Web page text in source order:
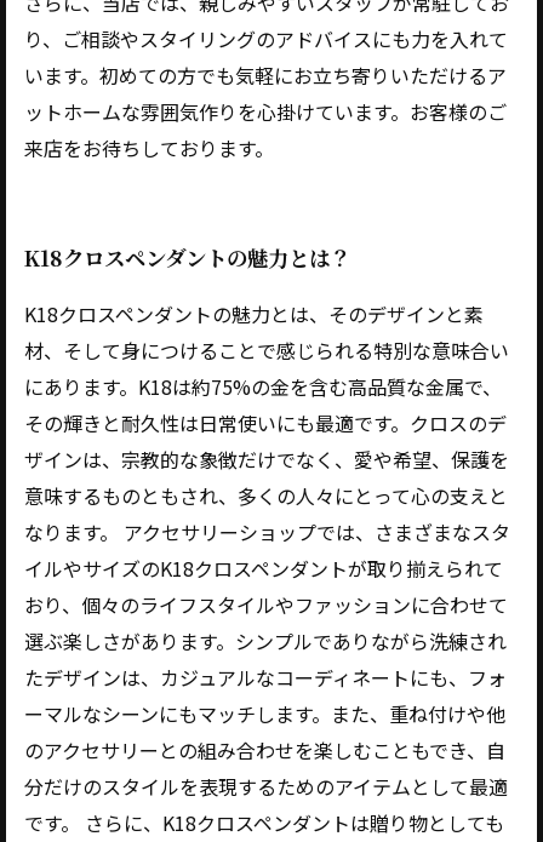
り、ご相談やスタイリングのアドバイスにも力を入れて
います。初めての方でも気軽にお立ち寄りいただけるア
ットホームな雰囲気作りを心掛けています。お客様のご
来店をお待ちしております。
K18クロスペンダントの魅力とは？
K18クロスペンダントの魅力とは、そのデザインと素
材、そして身につけることで感じられる特別な意味合い
にあります。K18は約75%の金を含む高品質な金属で、
その輝きと耐久性は日常使いにも最適です。クロスのデ
ザインは、宗教的な象徴だけでなく、愛や希望、保護を
意味するものともされ、多くの人々にとって心の支えと
なります。 アクセサリーショップでは、さまざまなスタ
イルやサイズのK18クロスペンダントが取り揃えられて
おり、個々のライフスタイルやファッションに合わせて
選ぶ楽しさがあります。シンプルでありながら洗練され
たデザインは、カジュアルなコーディネートにも、フォ
ーマルなシーンにもマッチします。また、重ね付けや他
のアクセサリーとの組み合わせを楽しむこともでき、自
分だけのスタイルを表現するためのアイテムとして最適
です。 さらに、K18クロスペンダントは贈り物としても